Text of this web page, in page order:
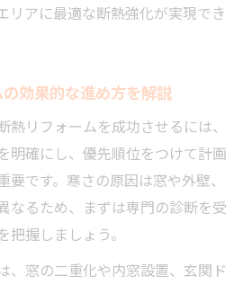
リアに最適な断熱強化が実現でき
効果的な進め方を解説
リフォームを成功させるには、
明確にし、優先順位をつけて計画
です。寒さの原因は窓や外壁、
なるため、まずは専門の診断を受
握しましょう。
、窓の二重化や内窓設置、玄関ド